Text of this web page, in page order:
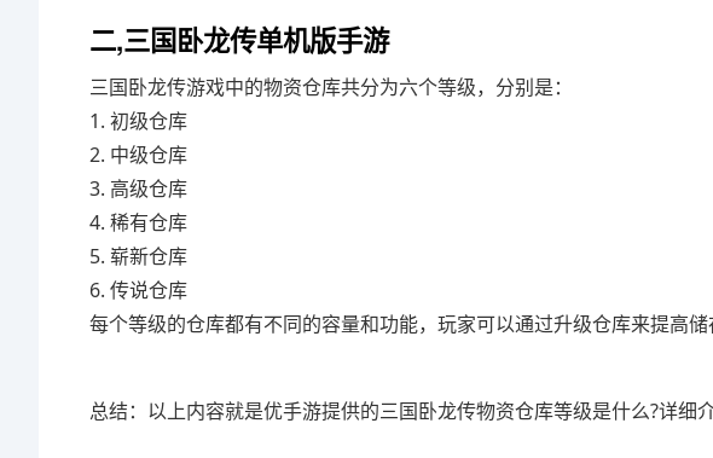
二,三国卧龙传单机版手游
三国卧龙传游戏中的物资仓库共分为六个等级，分别是：
1. 初级仓库
2. 中级仓库
3. 高级仓库
4. 稀有仓库
5. 崭新仓库
6. 传说仓库
每个等级的仓库都有不同的容量和功能，玩家可以通过升级仓库来提高储
总结：以上内容就是优手游提供的三国卧龙传物资仓库等级是什么?详细